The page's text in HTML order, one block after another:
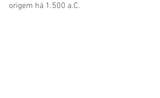
origem há 1.500 a.C.